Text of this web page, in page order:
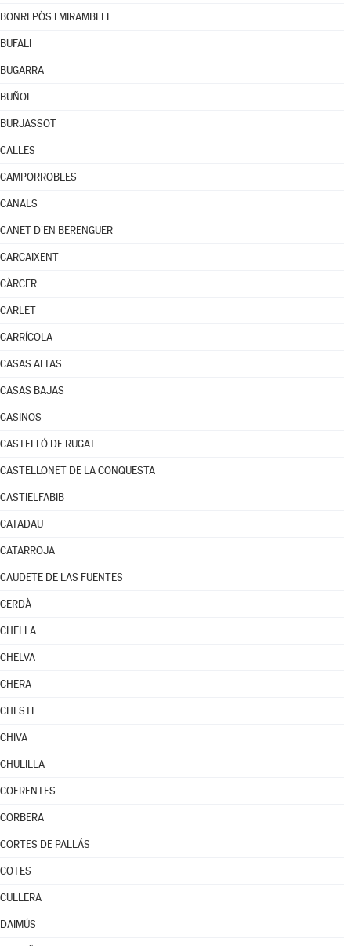
BONREPÒS I MIRAMBELL
BUFALI
BUGARRA
BUÑOL
BURJASSOT
CALLES
CAMPORROBLES
CANALS
CANET D'EN BERENGUER
CARCAIXENT
CÀRCER
CARLET
CARRÍCOLA
CASAS ALTAS
CASAS BAJAS
CASINOS
CASTELLÓ DE RUGAT
CASTELLONET DE LA CONQUESTA
CASTIELFABIB
CATADAU
CATARROJA
CAUDETE DE LAS FUENTES
CERDÀ
CHELLA
CHELVA
CHERA
CHESTE
CHIVA
CHULILLA
COFRENTES
CORBERA
CORTES DE PALLÁS
COTES
CULLERA
DAIMÚS